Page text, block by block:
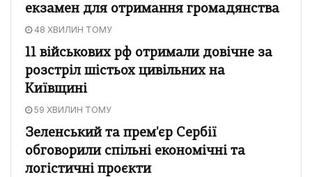
екзамен для отримання громадянства
48 ХВИЛИН ТОМУ
11 військових рф отримали довічне за
розстріл шістьох цивільних на
Київщині
59 ХВИЛИН ТОМУ
Зеленський та прем'єр Сербії
обговорили спільні економічні та
логістичні проєкти